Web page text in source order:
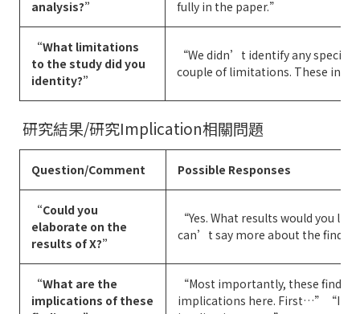
analysis?”
fully in the paper.”
“What limitations
to the study did you
identity?”
“We didn’t identify any
couple of limitations. These
研究結果/研究Implication相關問題
Question/Comment Possible Responses
“Could you
elaborate on the
results of X?”
“Yes. What results would you
can’t say more about the
“What are the
implications of these
“Most importantly, these
implications here. First…”“I’m